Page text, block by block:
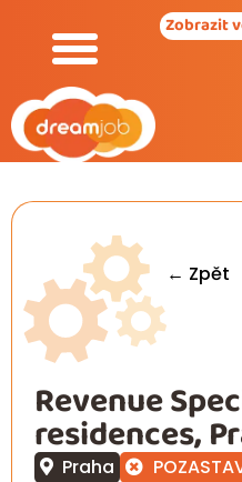
Zobrazit
← Zpět
Revenue
residences,
Praha